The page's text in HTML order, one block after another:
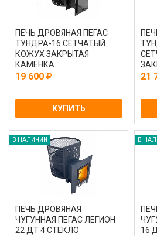
ПЕЧЬ ДРОВЯНАЯ ПЕГАС
ТУНДРА-16 СЕТЧАТЫЙ
КОЖУХ ЗАКРЫТАЯ
КАМЕНКА
19 600
КУПИТЬ
21
В НАЛИЧИИ
ПЕЧЬ ДРОВЯНАЯ
ЧУГУННАЯ ПЕГАС ЛЕГИОН
22 ДТ 4 СТЕКЛО
В
16